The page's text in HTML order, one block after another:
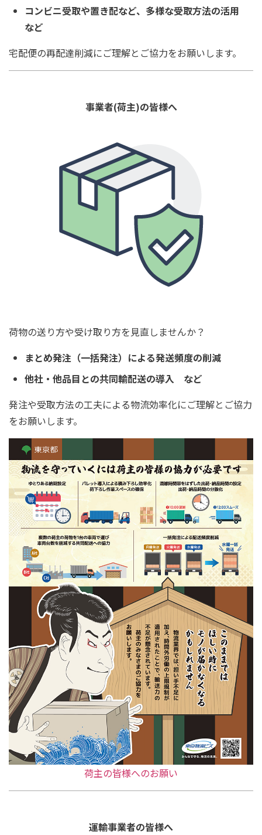
コンビニ受取や置き配など、多様な受取方法の活用
など
宅配便の再配達削減にご理解とご協力をお願いします。
事業者(荷主)の皆様へ
荷物の送り方や受け取り方を見直しませんか？
まとめ発注（一括発注）による発送頻度の削減
他社・他品目との共同輸配送の導入 など
発注や受取方法の工夫による物流効率化にご理解とご協力
をお願いします。
荷主の皆様へのお願い
運輸事業者の皆様へ